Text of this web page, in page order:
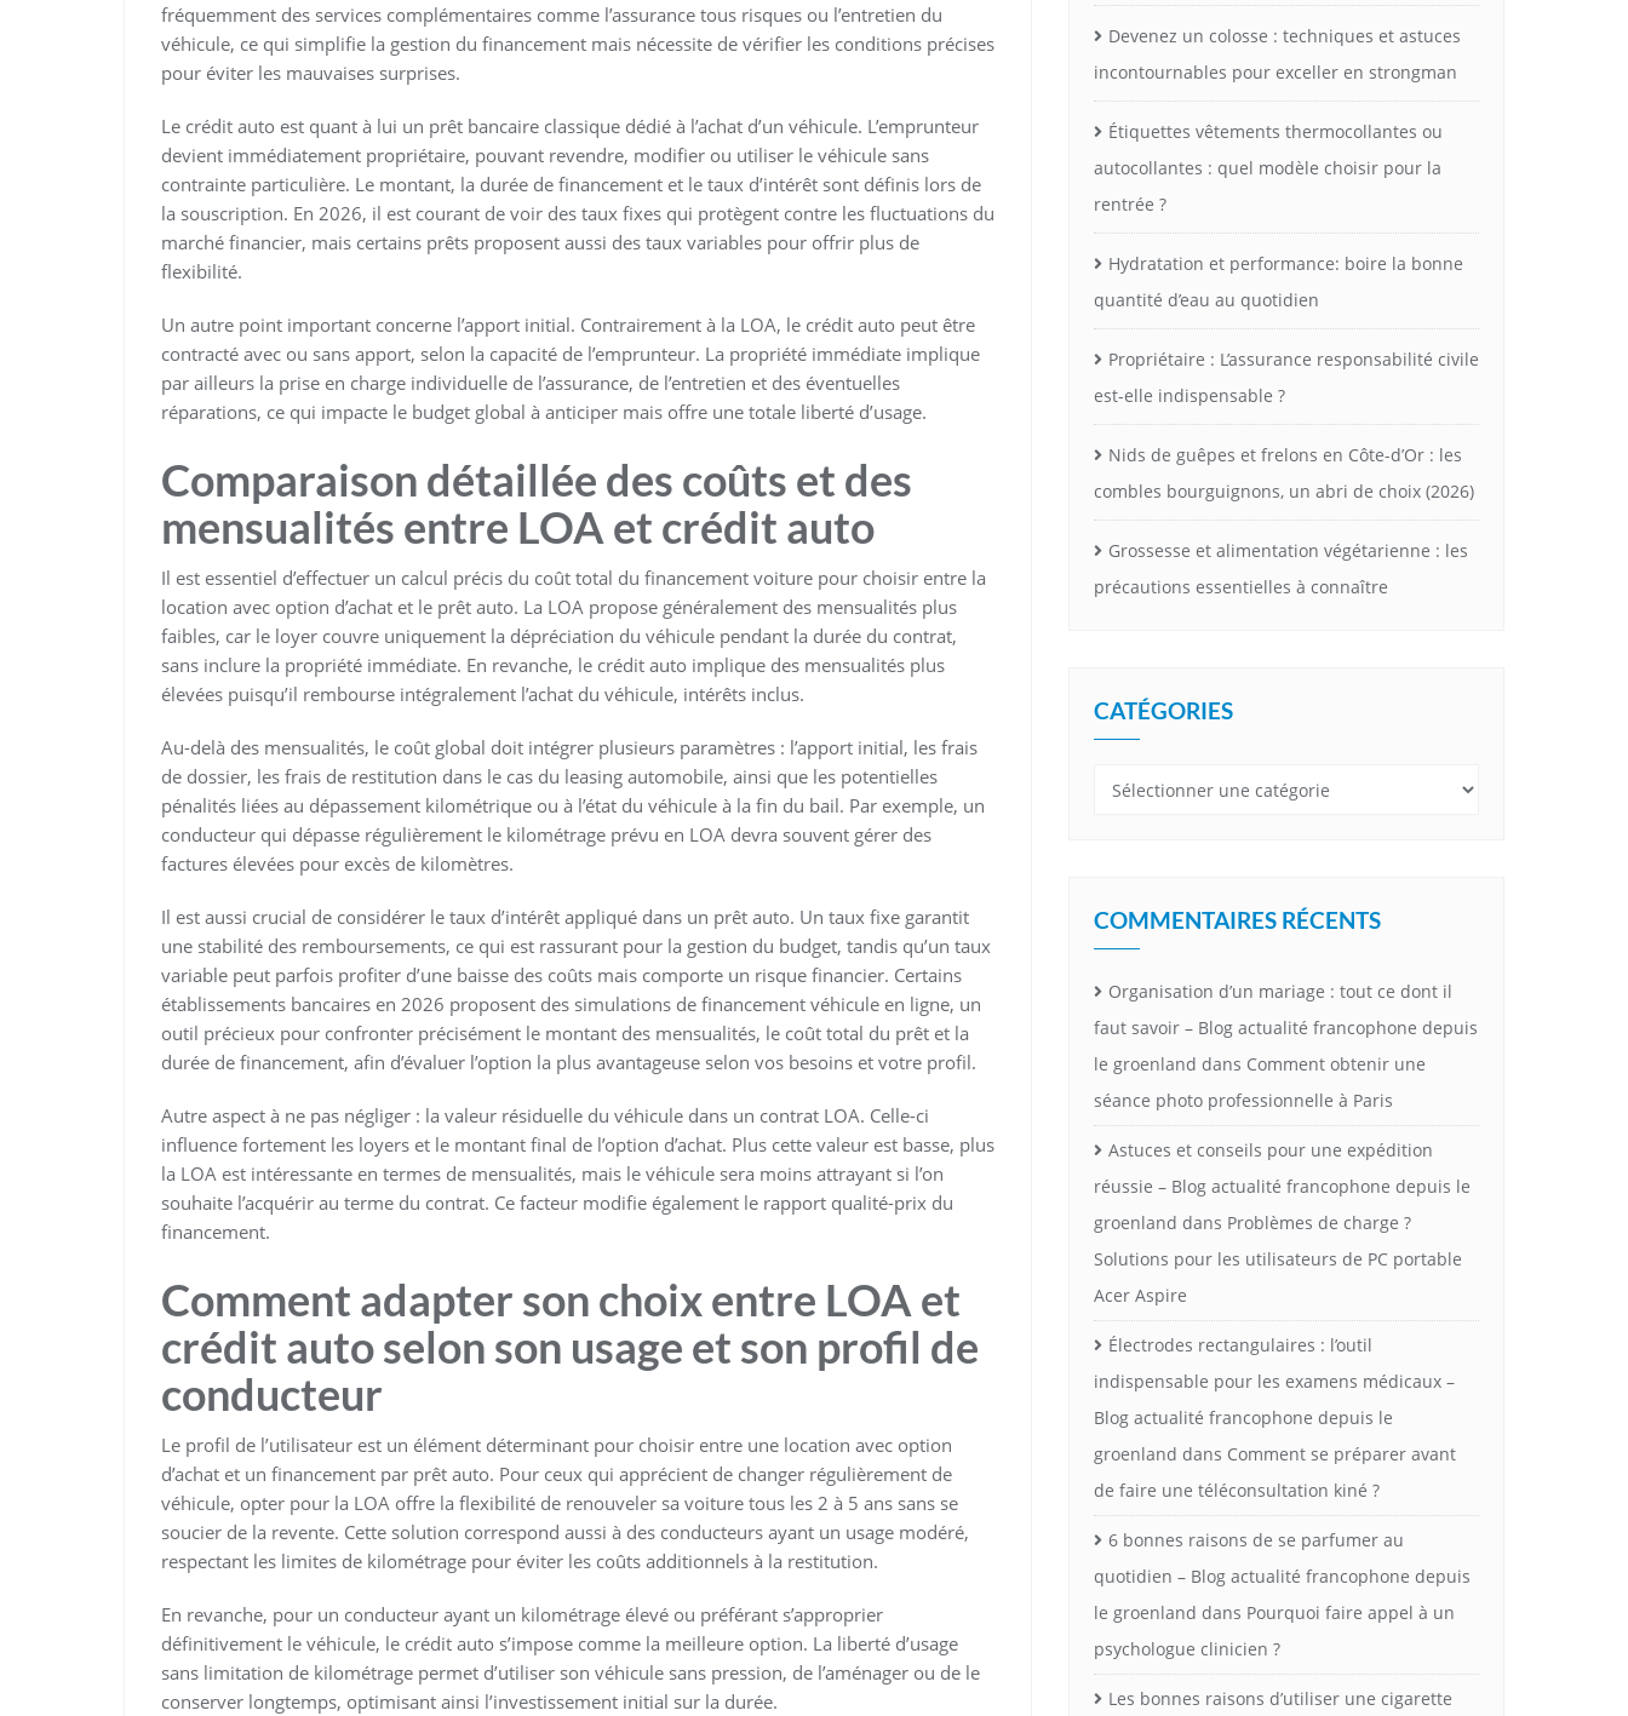
fréquemment des services complémentaires comme l’assurance tous risques ou l’entretien du
véhicule, ce qui simplifie la gestion du financement mais nécessite de vérifier les conditions précises
pour éviter les mauvaises surprises.
Le crédit auto est quant à lui un prêt bancaire classique dédié à l’achat d’un véhicule. L’emprunteur
devient immédiatement propriétaire, pouvant revendre, modifier ou utiliser le véhicule sans
contrainte particulière. Le montant, la durée de financement et le taux d’intérêt sont définis lors de
la souscription. En 2026, il est courant de voir des taux fixes qui protègent contre les fluctuations du
marché financier, mais certains prêts proposent aussi des taux variables pour offrir plus de
flexibilité.
Un autre point important concerne l’apport initial. Contrairement à la LOA, le crédit auto peut être
contracté avec ou sans apport, selon la capacité de l’emprunteur. La propriété immédiate implique
par ailleurs la prise en charge individuelle de l’assurance, de l’entretien et des éventuelles
réparations, ce qui impacte le budget global à anticiper mais offre une totale liberté d’usage.
Comparaison détaillée des coûts et des
mensualités entre LOA et crédit auto
Il est essentiel d’effectuer un calcul précis du coût total du financement voiture pour choisir entre la
location avec option d’achat et le prêt auto. La LOA propose généralement des mensualités plus
faibles, car le loyer couvre uniquement la dépréciation du véhicule pendant la durée du contrat,
sans inclure la propriété immédiate. En revanche, le crédit auto implique des mensualités plus
élevées puisqu’il rembourse intégralement l’achat du véhicule, intérêts inclus.
Au-delà des mensualités, le coût global doit intégrer plusieurs paramètres : l’apport initial, les frais
de dossier, les frais de restitution dans le cas du leasing automobile, ainsi que les potentielles
pénalités liées au dépassement kilométrique ou à l’état du véhicule à la fin du bail. Par exemple, un
conducteur qui dépasse régulièrement le kilométrage prévu en LOA devra souvent gérer des
factures élevées pour excès de kilomètres.
Il est aussi crucial de considérer le taux d’intérêt appliqué dans un prêt auto. Un taux fixe garantit
une stabilité des remboursements, ce qui est rassurant pour la gestion du budget, tandis qu’un taux
variable peut parfois profiter d’une baisse des coûts mais comporte un risque financier. Certains
établissements bancaires en 2026 proposent des simulations de financement véhicule en ligne, un
outil précieux pour confronter précisément le montant des mensualités, le coût total du prêt et la
durée de financement, afin d’évaluer l’option la plus avantageuse selon vos besoins et votre profil.
Autre aspect à ne pas négliger : la valeur résiduelle du véhicule dans un contrat LOA. Celle-ci
influence fortement les loyers et le montant final de l’option d’achat. Plus cette valeur est basse, plus
la LOA est intéressante en termes de mensualités, mais le véhicule sera moins attrayant si l’on
souhaite l’acquérir au terme du contrat. Ce facteur modifie également le rapport qualité-prix du
financement.
Comment adapter son choix entre LOA et
crédit auto selon son usage et son profil de
conducteur
Le profil de l’utilisateur est un élément déterminant pour choisir entre une location avec option
d’achat et un financement par prêt auto. Pour ceux qui apprécient de changer régulièrement de
véhicule, opter pour la LOA offre la flexibilité de renouveler sa voiture tous les 2 à 5 ans sans se
soucier de la revente. Cette solution correspond aussi à des conducteurs ayant un usage modéré,
respectant les limites de kilométrage pour éviter les coûts additionnels à la restitution.
En revanche, pour un conducteur ayant un kilométrage élevé ou préférant s’approprier
définitivement le véhicule, le crédit auto s’impose comme la meilleure option. La liberté d’usage
sans limitation de kilométrage permet d’utiliser son véhicule sans pression, de l’aménager ou de le
conserver longtemps, optimisant ainsi l’investissement initial sur la durée.
Devenez un colosse : techniques et astuces
incontournables pour exceller en strongman
Étiquettes vêtements thermocollantes ou
autocollantes : quel modèle choisir pour la
rentrée ?
Hydratation et performance: boire la bonne
quantité d’eau au quotidien
Propriétaire : L’assurance responsabilité civile
est-elle indispensable ?
Nids de guêpes et frelons en Côte-d’Or : les
combles bourguignons, un abri de choix (2026)
Grossesse et alimentation végétarienne : les
précautions essentielles à connaître
CATÉGORIES
Catégories
COMMENTAIRES RÉCENTS
Organisation d’un mariage : tout ce dont il
faut savoir – Blog actualité francophone depuis
le groenland dans Comment obtenir une
séance photo professionnelle à Paris
Astuces et conseils pour une expédition
réussie – Blog actualité francophone depuis le
groenland dans Problèmes de charge ?
Solutions pour les utilisateurs de PC portable
Acer Aspire
Électrodes rectangulaires : l’outil
indispensable pour les examens médicaux –
Blog actualité francophone depuis le
groenland dans Comment se préparer avant
de faire une téléconsultation kiné ?
6 bonnes raisons de se parfumer au
quotidien – Blog actualité francophone depuis
le groenland dans Pourquoi faire appel à un
psychologue clinicien ?
Les bonnes raisons d’utiliser une cigarette